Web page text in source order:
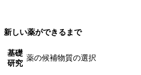
新しい薬ができるまで
基礎
研究
薬の候補物質の選択